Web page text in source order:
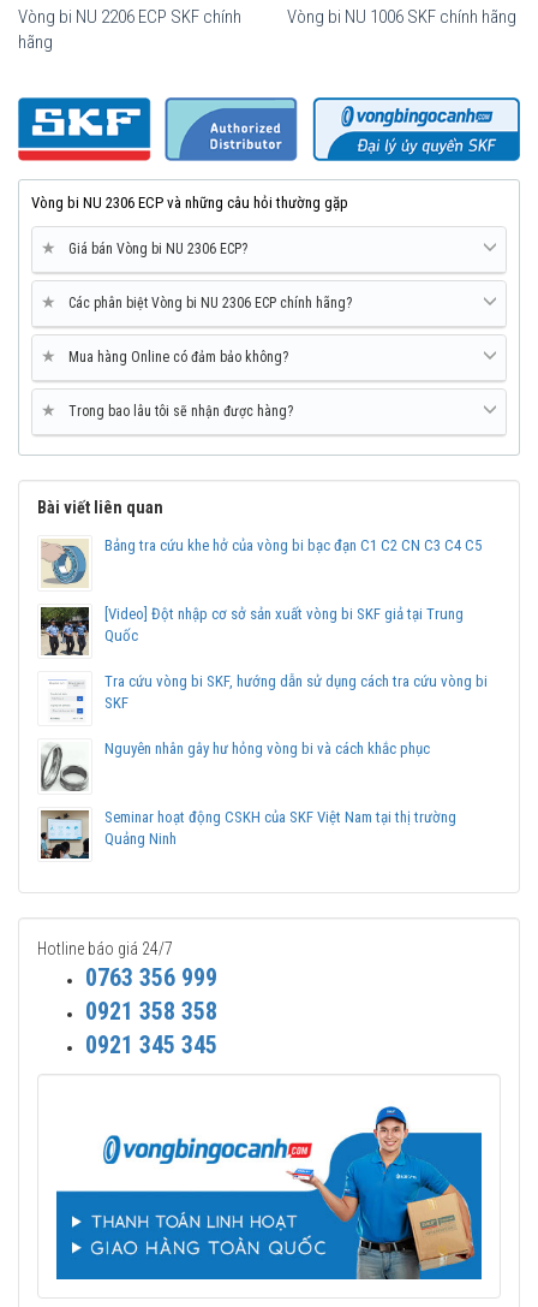
Vòng bi SKF NU 2306 ECP chính hãng, phân phối bởi Vòng bi Ngọc
Anh - Đại lý uỷ quyền SKF.
Mua vòng bi SKF NU 2306 ECP tại các Đại lý uỷ quyền để đảm bảo
sản phẩm chính hãng.
Mua vòng bi bạc đạn SKF NU 2306 ECP chính hãng ở
đâu uy tín?
Vòng bi Ngọc Anh là đại lý ủy quyền SKF tại Việt Nam.
Chuyên phân phối các sản phẩm SKF chính hãng, giá cạnh
Liên hệ vớiVòng bi Ngọc Anhđể có báo giá tốt nhất vòng
bi SKF NU 2306 ECP chính hãng.
Vòng bi NU 2206 ECP SKF chính
hãng
Vòng bi NU 1006 SKF chính hãng
Vòng bi NU 2306 ECP và những câu hỏi thường gặp
★ Giá bán Vòng bi NU 2306 ECP?
★ Các phân biệt Vòng bi NU 2306 ECP chính hãng?
★ Mua hàng Online có đảm bảo không?
★ Trong bao lâu tôi sẽ nhận được hàng?
Bài viết liên quan
Bảng tra cứu khe hở của vòng bi bạc đạn C1 C2 CN C3 C4 C5
[Video] Đột nhập cơ sở sản xuất vòng bi SKF giả tại Trung
Quốc
Tra cứu vòng bi SKF, hướng dẫn sử dụng cách tra cứu vòng bi
SKF
Nguyên nhân gây hư hỏng vòng bi và cách khắc phục
Seminar hoạt động CSKH của SKF Việt Nam tại thị trường
Quảng Ninh
Hotline báo giá 24/7
0763 356 999
0921 358 358
0921 345 345